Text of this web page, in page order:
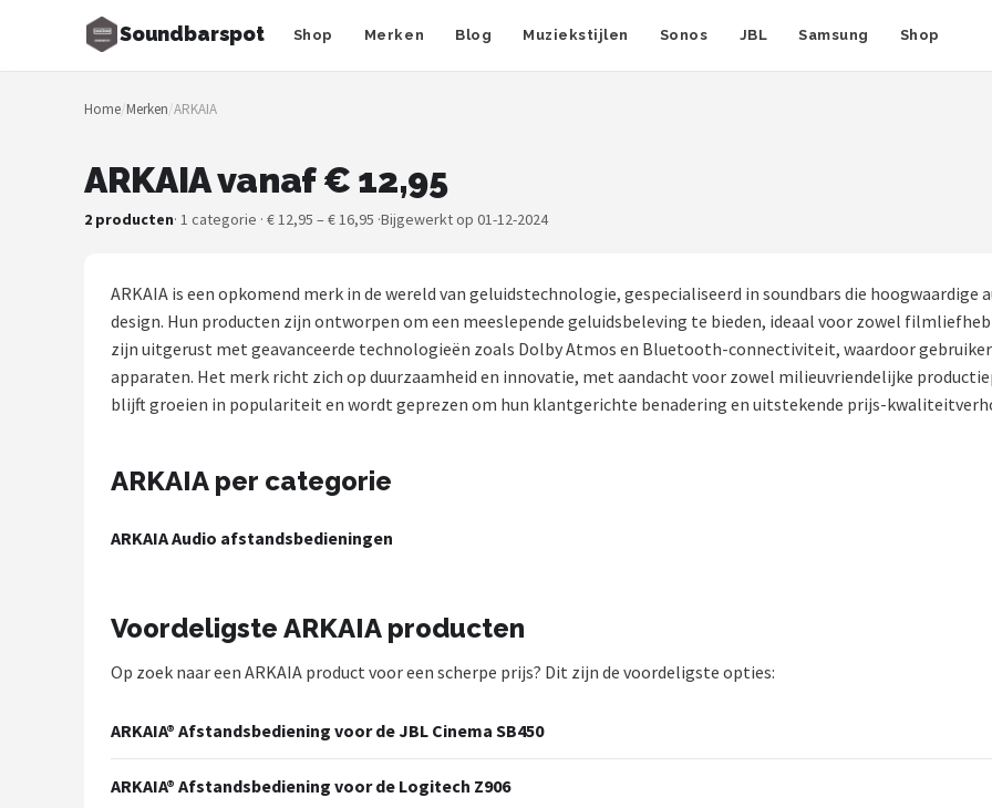
Soundbarspot Shop Merken Blog Muziekstijlen Sonos JBL Samsung Shop
Zoeken
NAVIGATIE
Merken
Muziekstijlen
Samsung
Power Dynamics
Soundskins
ArtSound
Home/Merken/ARKAIA
ARKAIA vanaf € 12,95
2 producten· 1 categorie · € 12,95 – € 16,95 ·Bijgewerkt op 01-12-2024
ARKAIA is een opkomend merk in de wereld van geluidstechnologie, gespecialiseerd in soundbars die
design. Hun producten zijn ontworpen om een meeslepende geluidsbeleving te bieden, ideaal voor zowel
zijn uitgerust met geavanceerde technologieën zoals Dolby Atmos en Bluetooth-connectiviteit, waardoor
apparaten. Het merk richt zich op duurzaamheid en innovatie, met aandacht voor zowel milieuvriendelijke
blijft groeien in populariteit en wordt geprezen om hun klantgerichte benadering en uitstekende prijs-
ARKAIA per categorie
ARKAIA Audio afstandsbedieningen
Voordeligste ARKAIA producten
Op zoek naar een ARKAIA product voor een scherpe prijs? Dit zijn de voordeligste opties:
ARKAIA® Afstandsbediening voor de JBL Cinema SB450
ARKAIA® Afstandsbediening voor de Logitech Z906